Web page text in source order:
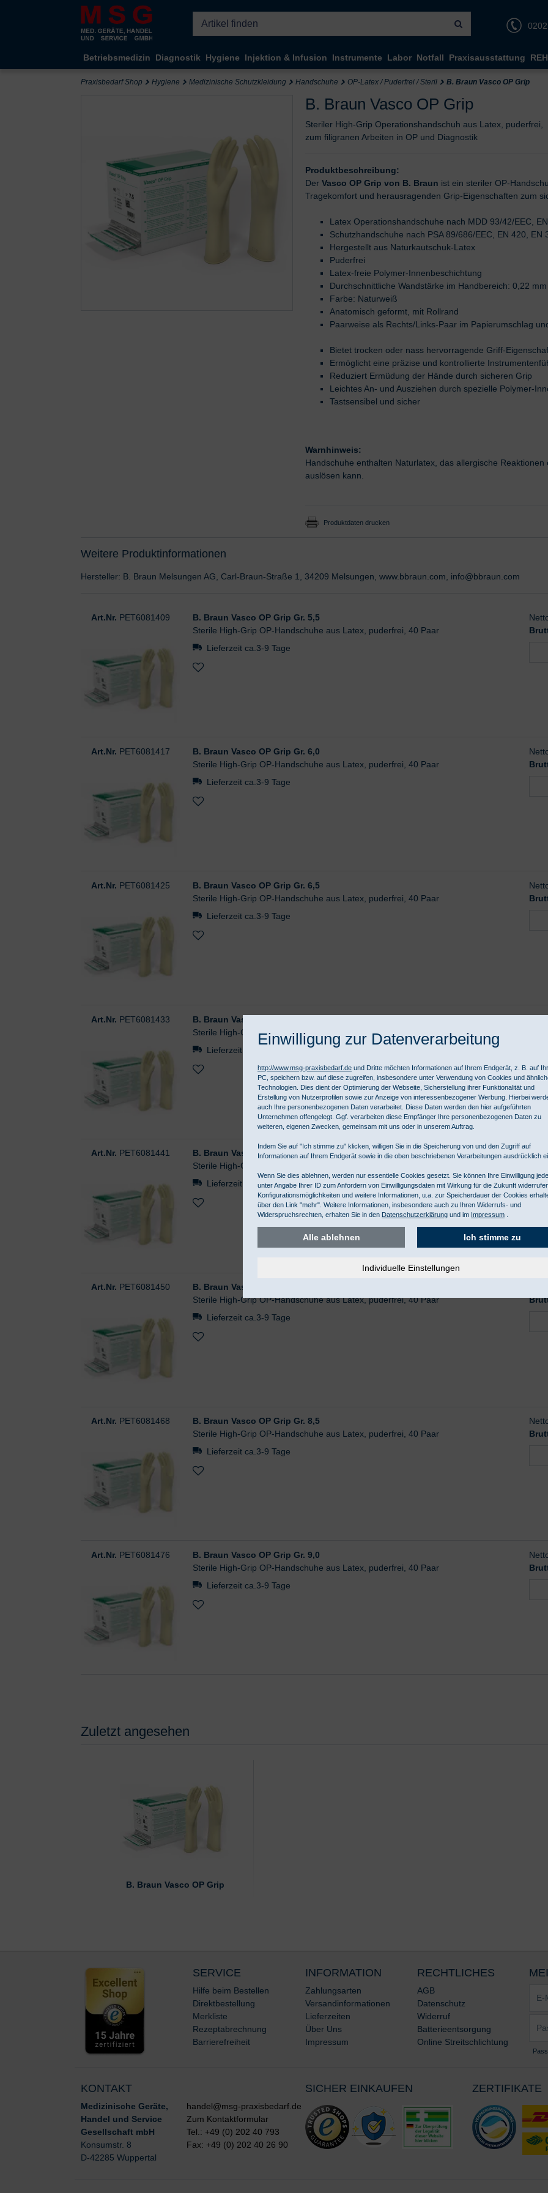
Kompletten Head der Seite überspringen
Betriebsmedizin Diagnostik Hygiene Injektion & Infusion Instrumente Labor Notfall Praxisausstattung
Praxisbedarf Shop Hygiene Medizinische Schutzkleidung Handschuhe OP-Latex / Puderfrei / Steril B. Braun Vasco OP Grip
B. Braun Vasco OP Grip
Steriler High-Grip Operationshandschuh aus Latex, puderfrei,
zum filigranen Arbeiten in OP und Diagnostik
Produktbeschreibung:
Der Vasco OP Grip von B. Braun ist ein steriler OP-
Tragekomfort und herausragenden Grip-Eigenschaften zum
Latex Operationshandschuhe nach MDD 93/42/EEC,
Schutzhandschuhe nach PSA 89/686/EEC, EN 420, EN
Hergestellt aus Naturkautschuk-Latex
Puderfrei
Latex-freie Polymer-Innenbeschichtung
Durchschnittliche Wandstärke im Handbereich: 0,22 mm
Farbe: Naturweiß
Anatomisch geformt, mit Rollrand
Paarweise als Rechts/Links-Paar im Papierumschlag
Bietet trocken oder nass hervorragende Griff-
Ermöglicht eine präzise und kontrollierte
Reduziert Ermüdung der Hände durch sicheren Grip
Leichtes An- und Ausziehen durch spezielle Polymer-
Tastsensibel und sicher
Warnhinweis:
Handschuhe enthalten Naturlatex, das allergische
auslösen kann.
Produktdaten drucken
Weitere Produktinformationen
Hersteller: B. Braun Melsungen AG, Carl-Braun-Straße 1, 34209 Melsungen, www.bbraun.com, info@bbraun.com
Art.Nr. PET6081409
B. Braun Vasco OP Grip Gr. 5,5
Sterile High-Grip OP-Handschuhe aus Latex, puderfrei, 40 Paar
Lieferzeit ca.3-9 Tage
Art.Nr. PET6081417
B. Braun Vasco OP Grip Gr. 6,0
Sterile High-Grip OP-Handschuhe aus Latex, puderfrei, 40 Paar
Lieferzeit ca.3-9 Tage
Art.Nr. PET6081425
B. Braun Vasco OP Grip Gr. 6,5
Sterile High-Grip OP-Handschuhe aus Latex, puderfrei, 40 Paar
Lieferzeit ca.3-9 Tage
Art.Nr. PET6081433
B. Braun Vasco OP Grip Gr. 7,0
Sterile High-Grip OP-Handschuhe aus Latex, puderfrei, 40 Paar
Lieferzeit ca.3-9 Tage
Art.Nr. PET6081441
B. Braun Vasco OP Grip Gr. 7,5
Sterile High-Grip OP-Handschuhe aus Latex, puderfrei, 40 Paar
Lieferzeit ca.3-9 Tage
Art.Nr. PET6081450
B. Braun Vasco OP Grip Gr. 8,0
Sterile High-Grip OP-Handschuhe aus Latex, puderfrei, 40 Paar
Lieferzeit ca.3-9 Tage
Art.Nr. PET6081468
B. Braun Vasco OP Grip Gr. 8,5
Sterile High-Grip OP-Handschuhe aus Latex, puderfrei, 40 Paar
Lieferzeit ca.3-9 Tage
Art.Nr. PET6081476
B. Braun Vasco OP Grip Gr. 9,0
Sterile High-Grip OP-Handschuhe aus Latex, puderfrei, 40 Paar
Lieferzeit ca.3-9 Tage
Zuletzt angesehen
B. Braun Vasco OP Grip
SERVICE
Hilfe beim Bestellen
Direktbestellung
Merkliste
Rezeptabrechnung
Barrierefreiheit
INFORMATION
Zahlungsarten
Versandinformationen
Lieferzeiten
Über Uns
Impressum
RECHTLICHES
AGB
Datenschutz
Widerruf
Batterieentsorgung
Online Streitschlichtung
Mail-
KONTAKT
Medizinische Geräte,
Handel und Service
Gesellschaft mbH
Konsumstr. 8
D-42285 Wuppertal
handel@msg-praxisbedarf.de
Zum Kontaktformular
Tel.: +49 (0) 202 40 793
Fax: +49 (0) 202 40 26 90
SICHER EINKAUFEN ZERTIFIKATE
Einwilligung zur Datenverarbeitung
http://www.msg-praxisbedarf.de und Dritte möchten Informationen auf Ihrem Endgerät, z. B. auf
PC, speichern bzw. auf diese zugreifen, insbesondere unter Verwendung von Cookies und
Technologien. Dies dient der Optimierung der Webseite, Sicherstellung ihrer Funktionalität und
Erstellung von Nutzerprofilen sowie zur Anzeige von interessenbezogener Werbung. Hierbei
auch Ihre personenbezogenen Daten verarbeitet. Diese Daten werden den hier aufgeführten
Unternehmen offengelegt. Ggf. verarbeiten diese Empfänger Ihre personenbezogenen Daten zu
weiteren, eigenen Zwecken, gemeinsam mit uns oder in unserem Auftrag.
Indem Sie auf "Ich stimme zu" klicken, willigen Sie in die Speicherung von und den Zugriff auf
Informationen auf Ihrem Endgerät sowie in die oben beschriebenen Verarbeitungen ausdrücklich
Wenn Sie dies ablehnen, werden nur essentielle Cookies gesetzt. Sie können Ihre Einwilligung
unter Angabe Ihrer ID zum Anfordern von Einwilligungsdaten mit Wirkung für die Zukunft
Konfigurationsmöglichkeiten und weitere Informationen, u.a. zur Speicherdauer der Cookies
über den Link "mehr". Weitere Informationen, insbesondere auch zu Ihren Widerrufs- und
Widerspruchsrechten, erhalten Sie in den Datenschutzerklärung und im Impressum
Ich stimme zu
Alle ablehnen